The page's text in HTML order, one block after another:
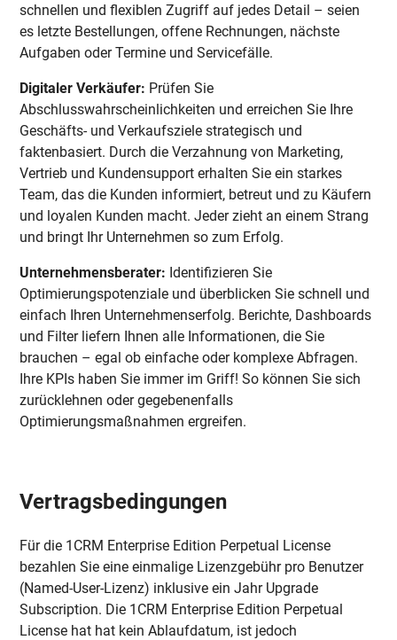
schnellen und flexiblen Zugriff auf jedes Detail – seien
es letzte Bestellungen, offene Rechnungen, nächste
Aufgaben oder Termine und Servicefälle.
Digitaler Verkäufer: Prüfen Sie
Abschlusswahrscheinlichkeiten und erreichen Sie Ihre
Geschäfts- und Verkaufsziele strategisch und
faktenbasiert. Durch die Verzahnung von Marketing,
Vertrieb und Kundensupport erhalten Sie ein starkes
Team, das die Kunden informiert, betreut und zu Käufern
und loyalen Kunden macht. Jeder zieht an einem Strang
und bringt Ihr Unternehmen so zum Erfolg.
Unternehmensberater: Identifizieren Sie
Optimierungspotenziale und überblicken Sie schnell und
einfach Ihren Unternehmenserfolg. Berichte, Dashboards
und Filter liefern Ihnen alle Informationen, die Sie
brauchen – egal ob einfache oder komplexe Abfragen.
Ihre KPIs haben Sie immer im Griff! So können Sie sich
zurücklehnen oder gegebenenfalls
Optimierungsmaßnahmen ergreifen.
Vertragsbedingungen
Für die 1CRM Enterprise Edition Perpetual License
bezahlen Sie eine einmalige Lizenzgebühr pro Benutzer
(Named-User-Lizenz) inklusive ein Jahr Upgrade
Subscription. Die 1CRM Enterprise Edition Perpetual
License hat hat kein Ablaufdatum, ist jedoch